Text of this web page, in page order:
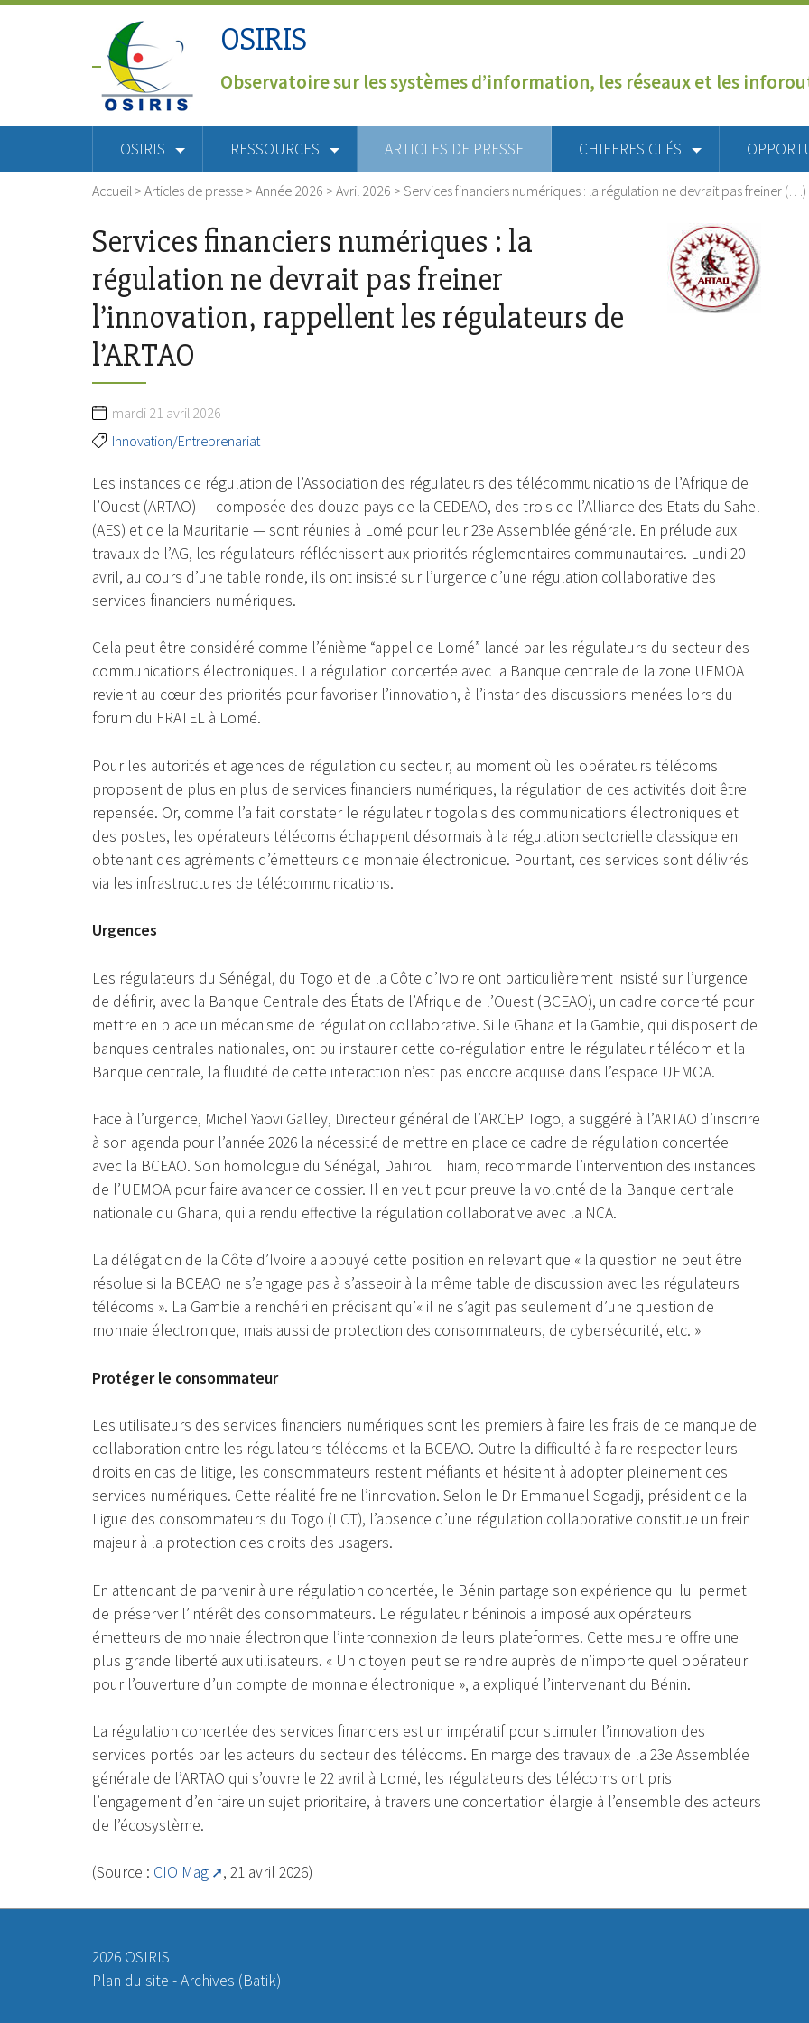
OSIRIS
Observatoire sur les systèmes d’information, les réseaux et les
OSIRIS RESSOURCES ARTICLES DE PRESSE CHIFFRES CLÉS
Accueil >Articles de presse >Année 2026 >Avril 2026 >Services financiers numériques : la régulation ne devrait pas freiner (…)
Services financiers numériques : la
régulation ne devrait pas freiner
l’innovation, rappellent les régulateurs de
l’ARTAO
mardi 21 avril 2026
Innovation/Entreprenariat
Les instances de régulation de l’Association des régulateurs des télécommunications de l’Afrique de
l’Ouest (ARTAO) — composée des douze pays de la CEDEAO, des trois de l’Alliance des Etats du Sahel
(AES) et de la Mauritanie — sont réunies à Lomé pour leur 23e Assemblée générale. En prélude aux
travaux de l’AG, les régulateurs réfléchissent aux priorités réglementaires communautaires. Lundi 20
avril, au cours d’une table ronde, ils ont insisté sur l’urgence d’une régulation collaborative des
services financiers numériques.
Cela peut être considéré comme l’énième “appel de Lomé” lancé par les régulateurs du secteur des
communications électroniques. La régulation concertée avec la Banque centrale de la zone UEMOA
revient au cœur des priorités pour favoriser l’innovation, à l’instar des discussions menées lors du
forum du FRATEL à Lomé.
Pour les autorités et agences de régulation du secteur, au moment où les opérateurs télécoms
proposent de plus en plus de services financiers numériques, la régulation de ces activités doit être
repensée. Or, comme l’a fait constater le régulateur togolais des communications électroniques et
des postes, les opérateurs télécoms échappent désormais à la régulation sectorielle classique en
obtenant des agréments d’émetteurs de monnaie électronique. Pourtant, ces services sont délivrés
via les infrastructures de télécommunications.
Urgences
Les régulateurs du Sénégal, du Togo et de la Côte d’Ivoire ont particulièrement insisté sur l’urgence
de définir, avec la Banque Centrale des États de l’Afrique de l’Ouest (BCEAO), un cadre concerté pour
mettre en place un mécanisme de régulation collaborative. Si le Ghana et la Gambie, qui disposent de
banques centrales nationales, ont pu instaurer cette co-régulation entre le régulateur télécom et la
Banque centrale, la fluidité de cette interaction n’est pas encore acquise dans l’espace UEMOA.
Face à l’urgence, Michel Yaovi Galley, Directeur général de l’ARCEP Togo, a suggéré à l’ARTAO d’inscrire
à son agenda pour l’année 2026 la nécessité de mettre en place ce cadre de régulation concertée
avec la BCEAO. Son homologue du Sénégal, Dahirou Thiam, recommande l’intervention des instances
de l’UEMOA pour faire avancer ce dossier. Il en veut pour preuve la volonté de la Banque centrale
nationale du Ghana, qui a rendu effective la régulation collaborative avec la NCA.
La délégation de la Côte d’Ivoire a appuyé cette position en relevant que « la question ne peut être
résolue si la BCEAO ne s’engage pas à s’asseoir à la même table de discussion avec les régulateurs
télécoms ». La Gambie a renchéri en précisant qu’« il ne s’agit pas seulement d’une question de
monnaie électronique, mais aussi de protection des consommateurs, de cybersécurité, etc. »
Protéger le consommateur
Les utilisateurs des services financiers numériques sont les premiers à faire les frais de ce manque de
collaboration entre les régulateurs télécoms et la BCEAO. Outre la difficulté à faire respecter leurs
droits en cas de litige, les consommateurs restent méfiants et hésitent à adopter pleinement ces
services numériques. Cette réalité freine l’innovation. Selon le Dr Emmanuel Sogadji, président de la
Ligue des consommateurs du Togo (LCT), l’absence d’une régulation collaborative constitue un frein
majeur à la protection des droits des usagers.
En attendant de parvenir à une régulation concertée, le Bénin partage son expérience qui lui permet
de préserver l’intérêt des consommateurs. Le régulateur béninois a imposé aux opérateurs
émetteurs de monnaie électronique l’interconnexion de leurs plateformes. Cette mesure offre une
plus grande liberté aux utilisateurs. « Un citoyen peut se rendre auprès de n’importe quel opérateur
pour l’ouverture d’un compte de monnaie électronique », a expliqué l’intervenant du Bénin.
La régulation concertée des services financiers est un impératif pour stimuler l’innovation des
services portés par les acteurs du secteur des télécoms. En marge des travaux de la 23e Assemblée
générale de l’ARTAO qui s’ouvre le 22 avril à Lomé, les régulateurs des télécoms ont pris
l’engagement d’en faire un sujet prioritaire, à travers une concertation élargie à l’ensemble des acteurs
de l’écosystème.
(Source : CIO Mag , 21 avril 2026)
2026 OSIRIS
Plan du site -Archives (Batik)